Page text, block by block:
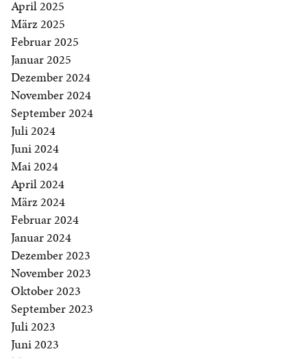
April 2025
März 2025
Februar 2025
Januar 2025
Dezember 2024
November 2024
September 2024
Juli 2024
Juni 2024
Mai 2024
April 2024
März 2024
Februar 2024
Januar 2024
Dezember 2023
November 2023
Oktober 2023
September 2023
Juli 2023
Juni 2023